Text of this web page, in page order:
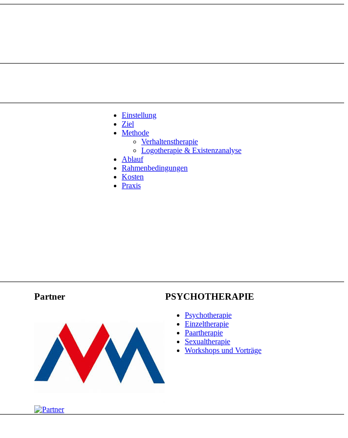
Einstellung
Ziel
Methode
Verhaltenstherapie
Logotherapie & Existenzanalyse
Ablauf
Rahmenbedingungen
Kosten
Praxis
Partner PSYCHOTHERAPIE
Psychotherapie
Einzeltherapie
Paartherapie
Sexualtherapie
Workshops und Vorträge